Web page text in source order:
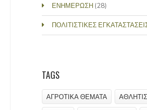
ΕΝΗΜΕΡΩΣΗ(28)
ΠΟΛΙΤΙΣΤΙΚΕΣ
TAGS
ΑΓΡΟΤΙΚΑ ΘΕΜΑΤΑ